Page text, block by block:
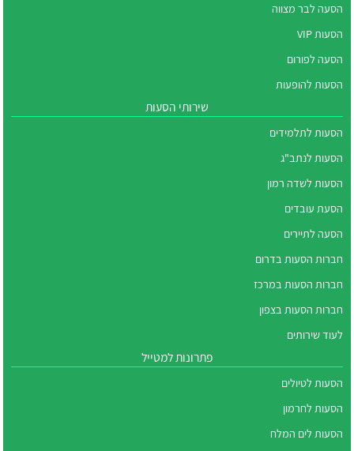
הסעה לבר מצווה
הסעות VIP
הסעה לפורום
הסעות להופעות
שירותי הסעות
הסעות לתלמידים
הסעות לנתב"ג
הסעות לשדה רמון
הסעת עובדים
הסעה לתיירים
חברות הסעות בדרום
חברות הסעות במרכז
חברות הסעות בצפון
לעוד שירותים
פתרונות למטייל
הסעות לטיולים
הסעות לחרמון
הסעות לים המלח